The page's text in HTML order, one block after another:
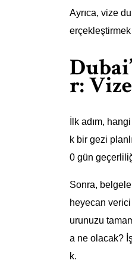
Ayrıca, vize
r:
İlk adım,
k bir gezi
0 gün
Sonra,
heyecan
urunuzu
a ne olacak?
k.